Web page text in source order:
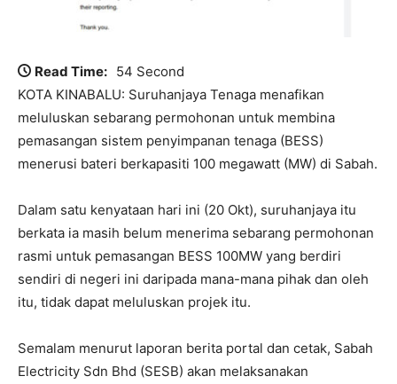
Read Time: 54 Second
KOTA KINABALU: Suruhanjaya Tenaga menafikan
meluluskan sebarang permohonan untuk membina
pemasangan sistem penyimpanan tenaga (BESS)
menerusi bateri berkapasiti 100 megawatt (MW) di Sabah.
Dalam satu kenyataan hari ini (20 Okt), suruhanjaya itu
berkata ia masih belum menerima sebarang permohonan
rasmi untuk pemasangan BESS 100MW yang berdiri
sendiri di negeri ini daripada mana-mana pihak dan oleh
itu, tidak dapat meluluskan projek itu.
Semalam menurut laporan berita portal dan cetak, Sabah
Electricity Sdn Bhd (SESB) akan melaksanakan